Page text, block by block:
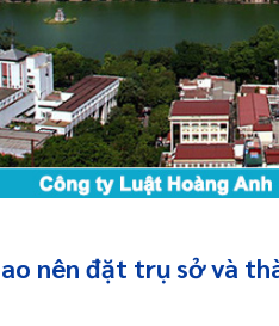
nên đặt trụ sở và